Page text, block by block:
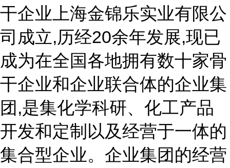
干企业上海金锦乐实业有限公
司成立,历经20余年发展,现已
成为在全国各地拥有数十家骨
干企业和企业联合体的企业集
团,是集化学科研、化工产品
开发和定制以及经营于一体的
集合型企业。企业集团的经营